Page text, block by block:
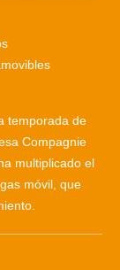
temporada de
Compagnie
multiplicado el
móvil, que